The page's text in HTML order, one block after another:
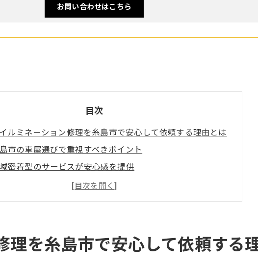
お問い合わせはこちら
目次
ルミネーション修理を糸島市で安心して依頼する理由とは
市の車屋選びで重視すべきポイント
密着型のサービスが安心感を提供
ロの技術でイルミネーションを長持ちさせる方法
市の車屋が人気の理由とは
全性を重視したイルミネーション修理の実例
語る八女市のイルミネーション修理の重要性
理を糸島市で安心して依頼する